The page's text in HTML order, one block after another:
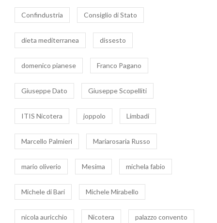
Confindustria Consiglio di Stato
dieta mediterranea dissesto
domenico pianese Franco Pagano
Giuseppe Dato Giuseppe Scopelliti
ITIS Nicotera joppolo Limbadi
Marcello Palmieri Mariarosaria Russo
mario oliverio Mesima michela fabio
Michele di Bari Michele Mirabello
nicola auricchio Nicotera palazzo convento